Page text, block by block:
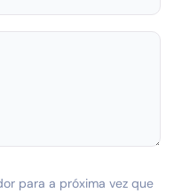
para a próxima vez que